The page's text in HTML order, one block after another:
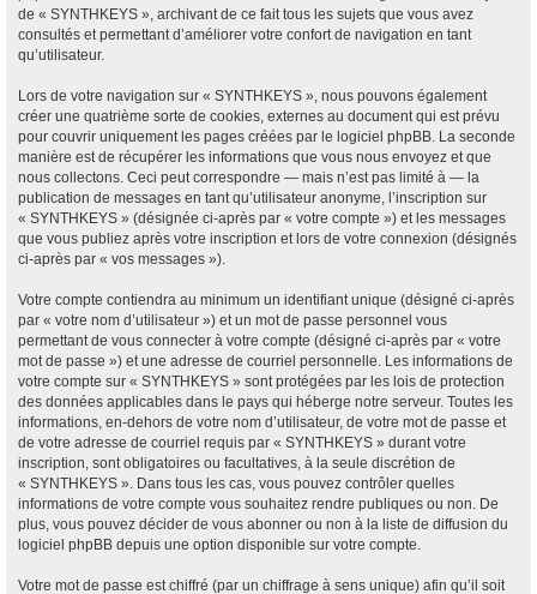
de « SYNTHKEYS », archivant de ce fait tous les sujets que vous avez
consultés et permettant d’améliorer votre confort de navigation en tant
qu’utilisateur.
Lors de votre navigation sur « SYNTHKEYS », nous pouvons également
créer une quatrième sorte de cookies, externes au document qui est prévu
pour couvrir uniquement les pages créées par le logiciel phpBB. La seconde
manière est de récupérer les informations que vous nous envoyez et que
nous collectons. Ceci peut correspondre — mais n’est pas limité à — la
publication de messages en tant qu’utilisateur anonyme, l’inscription sur
« SYNTHKEYS » (désignée ci-après par « votre compte ») et les messages
que vous publiez après votre inscription et lors de votre connexion (désignés
ci-après par « vos messages »).
Votre compte contiendra au minimum un identifiant unique (désigné ci-après
par « votre nom d’utilisateur ») et un mot de passe personnel vous
permettant de vous connecter à votre compte (désigné ci-après par « votre
mot de passe ») et une adresse de courriel personnelle. Les informations de
votre compte sur « SYNTHKEYS » sont protégées par les lois de protection
des données applicables dans le pays qui héberge notre serveur. Toutes les
informations, en-dehors de votre nom d’utilisateur, de votre mot de passe et
de votre adresse de courriel requis par « SYNTHKEYS » durant votre
inscription, sont obligatoires ou facultatives, à la seule discrétion de
« SYNTHKEYS ». Dans tous les cas, vous pouvez contrôler quelles
informations de votre compte vous souhaitez rendre publiques ou non. De
plus, vous pouvez décider de vous abonner ou non à la liste de diffusion du
logiciel phpBB depuis une option disponible sur votre compte.
Votre mot de passe est chiffré (par un chiffrage à sens unique) afin qu’il soit